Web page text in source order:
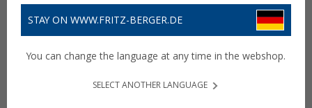
% %
STAY ON WWW.FRITZ-BERGER.DE
You can change the language at any time in the webshop.
SELECT ANOTHER LANGUAGE